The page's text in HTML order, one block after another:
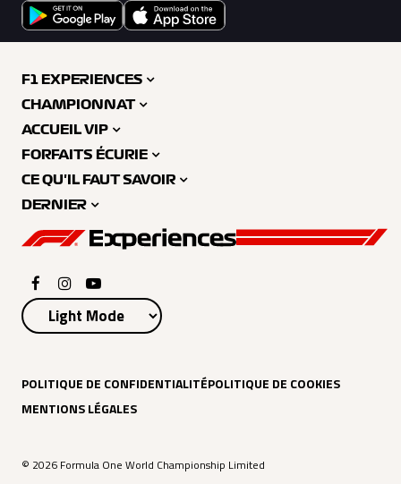
F1 EXPERIENCES
CHAMPIONNAT
ACCUEIL VIP
FORFAITS ÉCURIE
CE QU'IL FAUT SAVOIR
DERNIER
POLITIQUE DE CONFIDENTIALITÉPOLITIQUE DE COOKIES
MENTIONS LÉGALES
© 2026 Formula One World Championship Limited